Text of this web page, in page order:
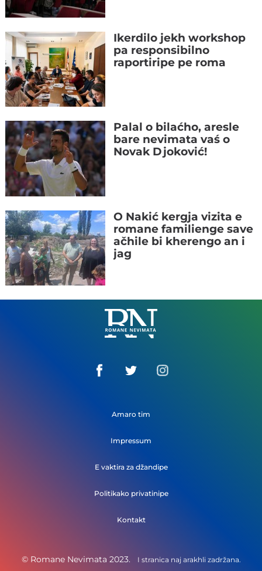
Ikerdilo jekh workshop
pa responsibilno
raportiripe pe roma
Palal o bilaćho, aresle
bare nevimata vaś o
Novak Djoković!
O Nakić kergja vizita e
romane familienge save
ačhile bi kherengo an i
jag
Romane
Nemivata
Amaro tim
Impressum
E vaktira za džandipe
Politikako privatinipe
Kontakt
© Romane Nevimata 2023. I stranica naj arakhli zadržana.